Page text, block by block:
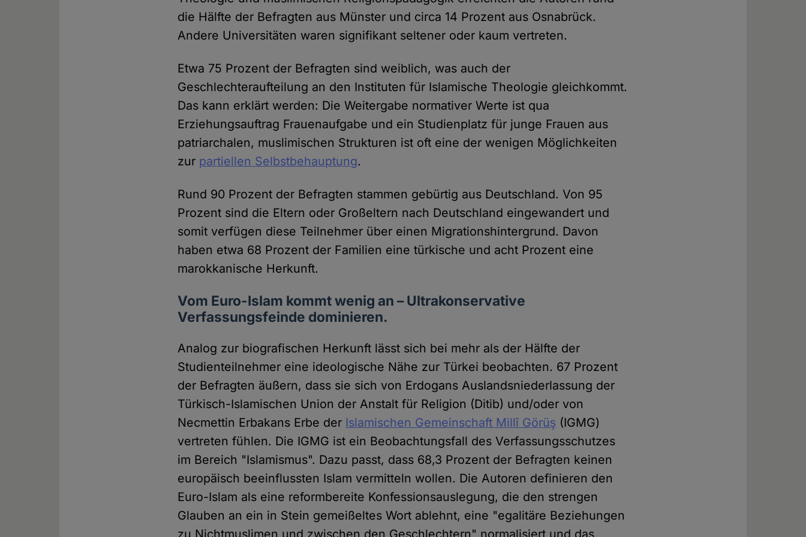
die Hälfte der Befragten aus Münster und circa 14 Prozent aus Osnabrück.
Andere Universitäten waren signifikant seltener oder kaum vertreten.
Etwa 75 Prozent der Befragten sind weiblich, was auch der
Geschlechteraufteilung an den Instituten für Islamische Theologie gleichkommt.
Das kann erklärt werden: Die Weitergabe normativer Werte ist qua
Erziehungsauftrag Frauenaufgabe und ein Studienplatz für junge Frauen aus
patriarchalen, muslimischen Strukturen ist oft eine der wenigen Möglichkeiten
zur partiellen Selbstbehauptung.
Rund 90 Prozent der Befragten stammen gebürtig aus Deutschland. Von 95
Prozent sind die Eltern oder Großeltern nach Deutschland eingewandert und
somit verfügen diese Teilnehmer über einen Migrationshintergrund. Davon
haben etwa 68 Prozent der Familien eine türkische und acht Prozent eine
marokkanische Herkunft.
Vom Euro-Islam kommt wenig an – Ultrakonservative
Verfassungsfeinde dominieren.
Analog zur biografischen Herkunft lässt sich bei mehr als der Hälfte der
Studienteilnehmer eine ideologische Nähe zur Türkei beobachten. 67 Prozent
der Befragten äußern, dass sie sich von Erdogans Auslandsniederlassung der
Türkisch-Islamischen Union der Anstalt für Religion (Ditib) und/oder von
Necmettin Erbakans Erbe der Islamischen Gemeinschaft Millî Görüş (IGMG)
vertreten fühlen. Die IGMG ist ein Beobachtungsfall des Verfassungsschutzes
im Bereich "Islamismus". Dazu passt, dass 68,3 Prozent der Befragten keinen
europäisch beeinflussten Islam vermitteln wollen. Die Autoren definieren den
Euro-Islam als eine reformbereite Konfessionsauslegung, die den strengen
Glauben an ein in Stein gemeißeltes Wort ablehnt, eine "egalitäre Beziehungen